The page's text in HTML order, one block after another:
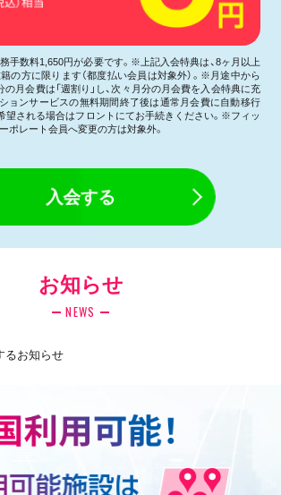
手数料1,650円が必要です。※上記入会特典は、8ヶ月以上
の方に限ります（都度払い会員は対象外）。※月途中から
の月会費は「週割り」し、次々月分の月会費を入会特典に充
ョンサービスの無料期間終了後は通常月会費に自動移行
望される場合はフロントにてお手続きください。※フィッ
ポレート会員へ変更の方は対象外。
入会する
お知らせ
NEWS
るお知らせ